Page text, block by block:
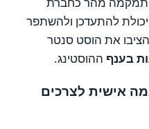
להתעדכן ולהשתפר
את הוסט סנטר
בענף ההוסטינג.
אישית לצרכים